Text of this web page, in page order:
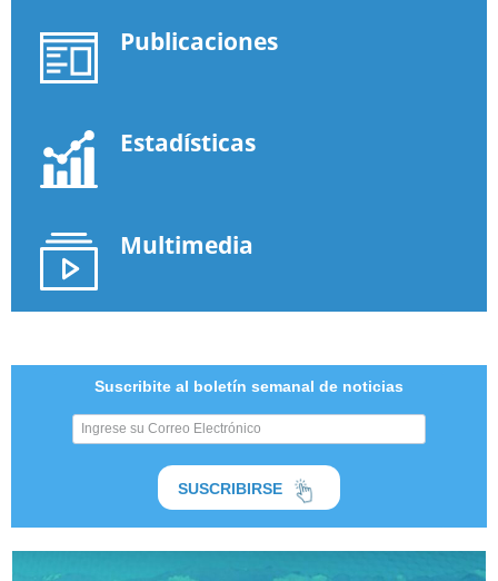
Publicaciones
Estadísticas
Multimedia
Suscribite al boletín semanal de noticias
SUSCRIBIRSE